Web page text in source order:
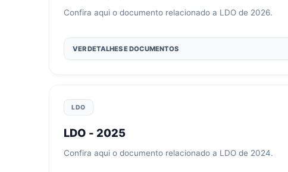
Confira aqui o documento relacionado a LDO de 2026.
VER DETALHES E DOCUMENTOS
LDO
LDO - 2025
Confira aqui o documento relacionado a LDO de 2024.